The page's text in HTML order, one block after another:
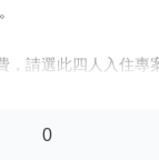
，請選此四人入住專
，並提供客用食材冰
一次性備品(牙刷、